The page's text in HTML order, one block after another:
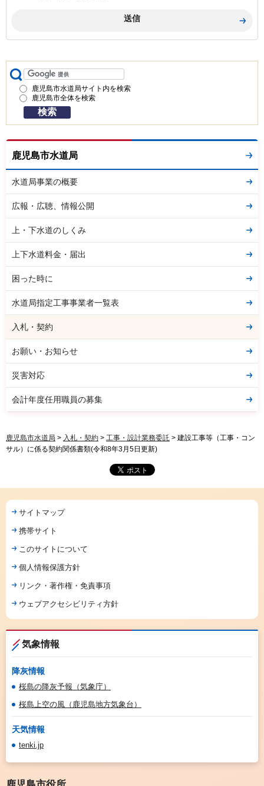
鹿児島市水道局サイト内を検索
鹿児島市全体を検索
鹿児島市水道局
水道局事業の概要
広報・広聴、情報公開
上・下水道のしくみ
上下水道料金・届出
困った時に
水道局指定工事事業者一覧表
入札・契約
お願い・お知らせ
災害対応
会計年度任用職員の募集
鹿児島市水道局 > 入札・契約 > 工事・設計業務委託 > 建設工事等（工事・コン
サル）に係る契約関係書類(令和8年3月5日更新)
サイトマップ
携帯サイト
このサイトについて
個人情報保護方針
リンク・著作権・免責事項
ウェブアクセシビリティ方針
気象情報
降灰情報
桜島の降灰予報（気象庁）
桜島上空の風（鹿児島地方気象台）
天気情報
tenki.jp